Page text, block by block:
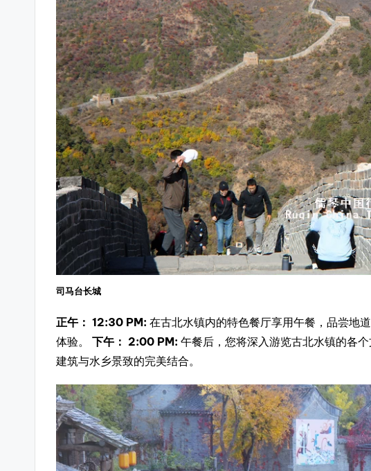
司马台长城
正午： 12:30 PM: 在古北水镇内的特色餐厅享用午餐，品尝地
体验。 下午： 2:00 PM: 午餐后，您将深入游览古北水镇的各
建筑与水乡景致的完美结合。